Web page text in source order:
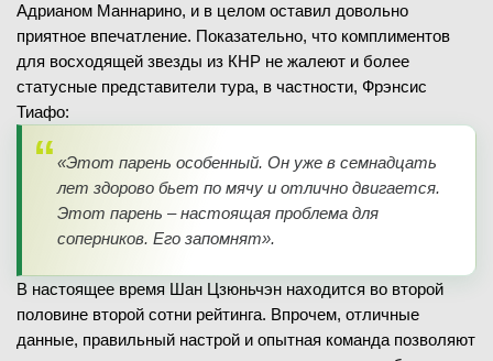
Адрианом Маннарино, и в целом оставил довольно
приятное впечатление. Показательно, что комплиментов
для восходящей звезды из КНР не жалеют и более
статусные представители тура, в частности, Фрэнсис
Тиафо:
«Этот парень особенный. Он уже в семнадцать
лет здорово бьет по мячу и отлично двигается.
Этот парень – настоящая проблема для
соперников. Его запомнят».
В настоящее время Шан Цзюньчэн находится во второй
половине второй сотни рейтинга. Впрочем, отличные
данные, правильный настрой и опытная команда позволяют